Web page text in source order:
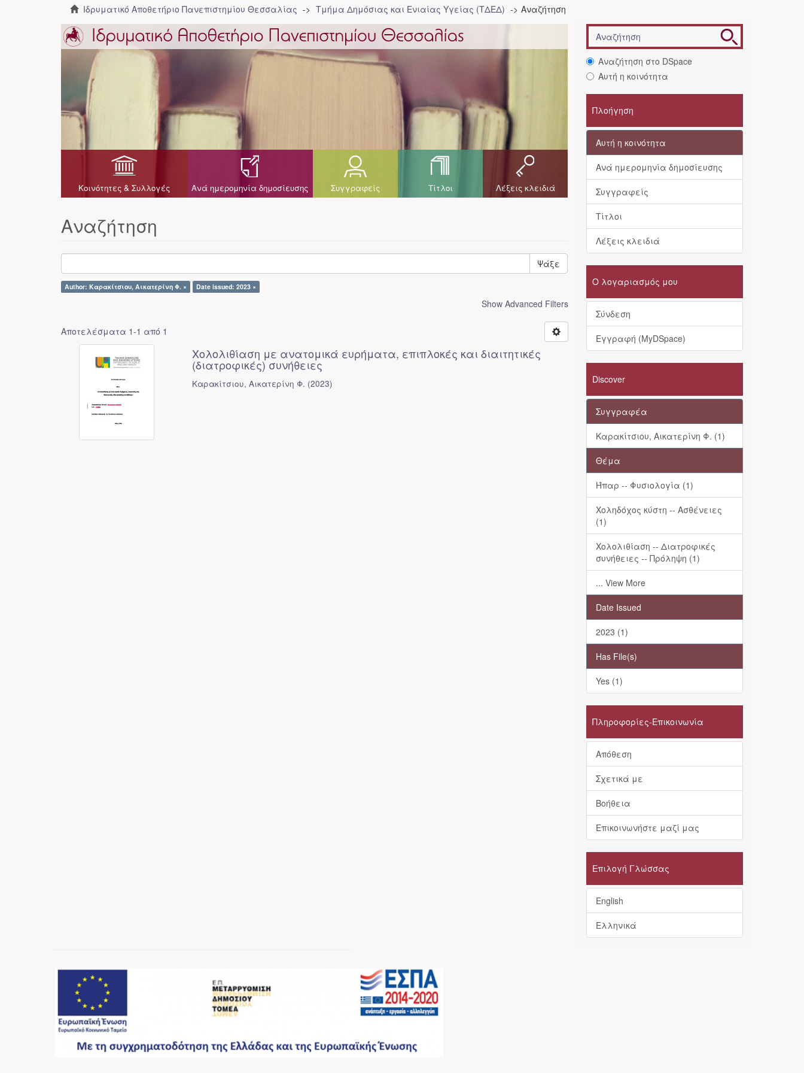
Ιδρυματικό Αποθετήριο Πανεπιστημίου Θεσσαλίας Τμήμα Δημόσιας και Ενιαίας Υγείας (ΤΔΕΔ) Αναζήτηση
Κοινότητες & Συλλογές Ανά ημερομηνία δημοσίευσης Συγγραφείς Τίτλοι Λέξεις κλειδιά
Αναζήτηση
Ψάξε
Author: Καρακίτσιου, Αικατερίνη Φ. × Date issued: 2023 ×
Show Advanced Filters
Αποτελέσματα 1-1 από 1
Χολολιθίαση με ανατομικά ευρήματα, επιπλοκές και διαιτητικές
(διατροφικές) συνήθειες
Καρακίτσιου, Αικατερίνη Φ. (2023)
Αναζήτηση στο DSpace
Αυτή η κοινότητα
Πλοήγηση
Αυτή η κοινότητα
Ανά ημερομηνία δημοσίευσης
Συγγραφείς
Τίτλοι
Λέξεις κλειδιά
Ο λογαριασμός μου
Σύνδεση
Εγγραφή (MyDSpace)
Discover
Συγγραφέα
Καρακίτσιου, Αικατερίνη Φ. (1)
Θέμα
Ήπαρ -- Φυσιολογία (1)
Χοληδόχος κύστη -- Ασθένειες
(1)
Χολολιθίαση -- Διατροφικές
συνήθειες -- Πρόληψη (1)
... View More
Date Issued
2023 (1)
Has File(s)
Yes (1)
Πληροφορίες-Επικοινωνία
Απόθεση
Σχετικά με
Βοήθεια
Επικοινωνήστε μαζί μας
Επιλογή Γλώσσας
English
Ελληνικά